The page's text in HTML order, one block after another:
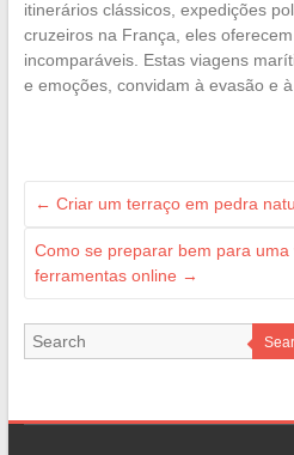
itinerários clássicos, expedições
cruzeiros na França, eles
incomparáveis. Estas viagens
e emoções, convidam à evasão e
← Criar um terraço em pedra
Como se preparar bem para
ferramentas online →